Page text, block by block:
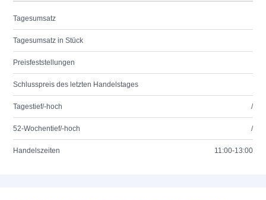
Tagesumsatz
Tagesumsatz in Stück
Preisfeststellungen
Schlusspreis des letzten Handelstages
Tagestief/-hoch /
52-Wochentief/-hoch /
Handelszeiten 11:00-13:00